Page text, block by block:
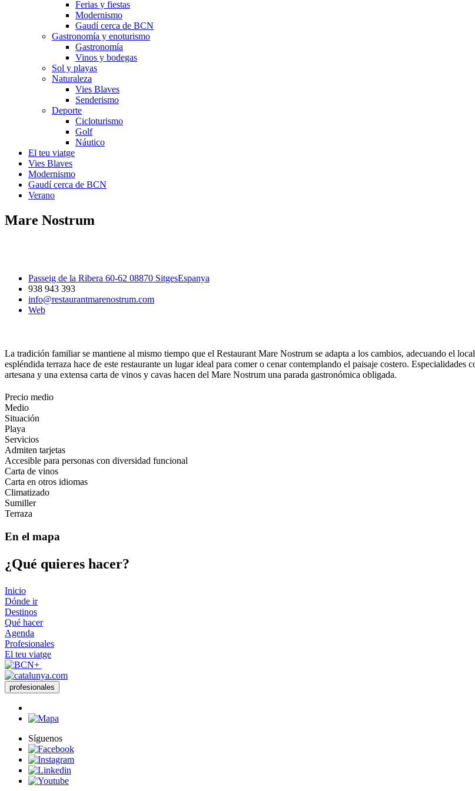
Ferias y fiestas
Modernismo
Gaudí cerca de BCN
Gastronomía y enoturismo
Gastronomía
Vinos y bodegas
Sol y playas
Naturaleza
Vies Blaves
Senderismo
Deporte
Cicloturismo
Golf
Náutico
El teu viatge
Vies Blaves
Modernismo
Gaudí cerca de BCN
Verano
Mare Nostrum
Passeig de la Ribera 60-62 08870 SitgesEspanya
938 943 393
info@restaurantmarenostrum.com
Web
La tradición familiar se mantiene al mismo tiempo que el Restaurant Mare Nostrum se adapta a los cambios, adecuando el
espléndida terraza hace de este restaurante un lugar ideal para comer o cenar contemplando el paisaje costero.
artesana y una extensa carta de vinos y cavas hacen del Mare Nostrum una parada gastronómica obligada.
Precio medio
Medio
Situación
Playa
Servicios
Admiten tarjetas
Accesible para personas con diversidad funcional
Carta de vinos
Carta en otros idiomas
Climatizado
Sumiller
Terraza
En el mapa
¿Qué quieres hacer?
Inicio
Dónde ir
Destinos
Qué hacer
Agenda
Profesionales
El teu viatge
profesionales
Síguenos